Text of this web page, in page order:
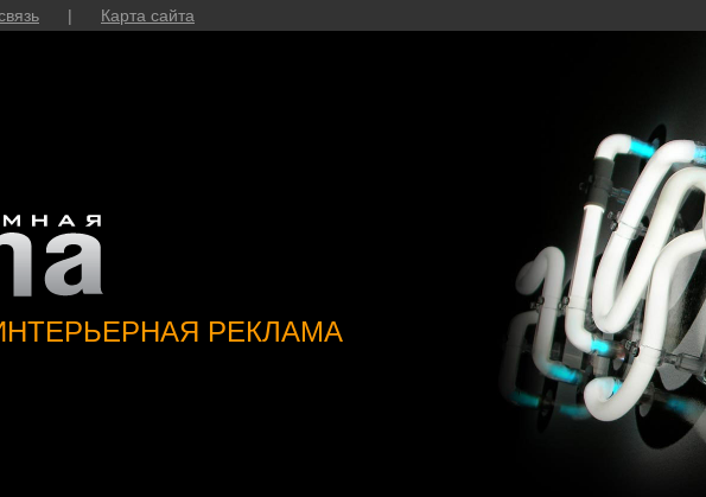
| Карта сайта
РЕКЛАМА